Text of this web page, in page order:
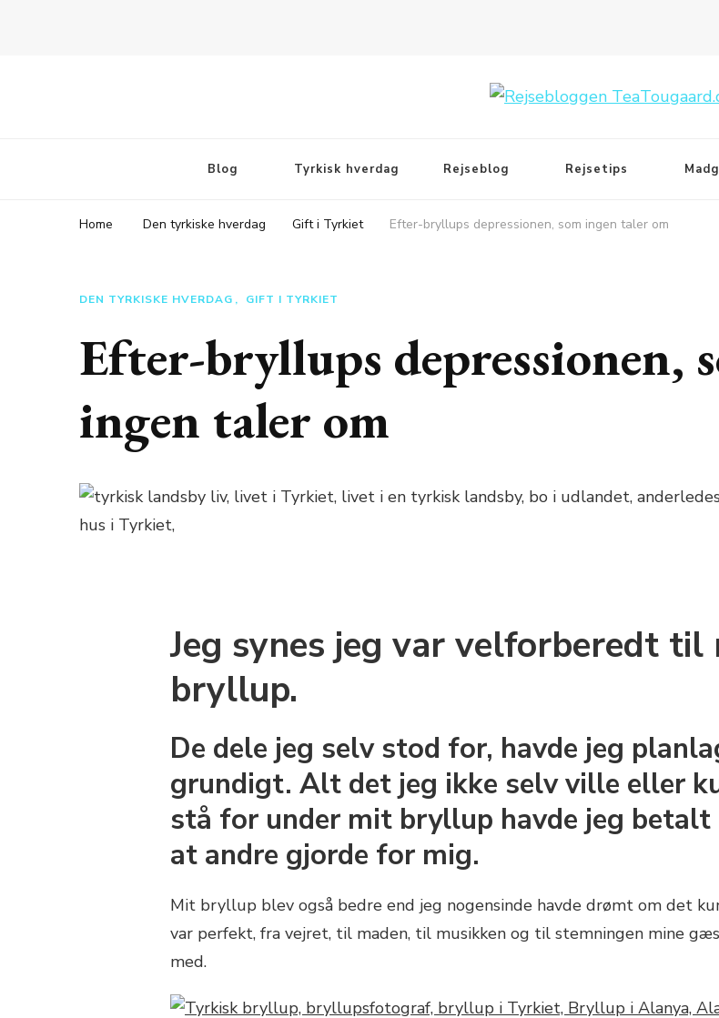
Blog Tyrkisk hverdag Rejseblog Rejsetips
Home Den tyrkiske hverdag Gift i Tyrkiet Efter-bryllups depressionen, som ingen taler om
DEN TYRKISKE HVERDAG GIFT I TYRKIET
Efter-bryllups depressionen,
ingen taler om
Jeg synes jeg var velforberedt til
bryllup.
De dele jeg selv stod for, havde jeg
grundigt. Alt det jeg ikke selv ville eller
stå for under mit bryllup havde jeg
at andre gjorde for mig.
Mit bryllup blev også bedre end jeg nogensinde havde drømt om det
var perfekt, fra vejret, til maden, til musikken og til stemningen mine
med.